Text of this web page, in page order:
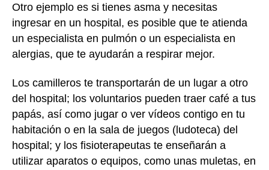
Otro ejemplo es si tienes asma y necesitas
ingresar en un hospital, es posible que te atienda
un especialista en pulmón o un especialista en
alergias, que te ayudarán a respirar mejor.
Los camilleros te transportarán de un lugar a otro
del hospital; los voluntarios pueden traer café a tus
papás, así como jugar o ver vídeos contigo en tu
habitación o en la sala de juegos (ludoteca) del
hospital; y los fisioterapeutas te enseñarán a
utilizar aparatos o equipos, como unas muletas, en